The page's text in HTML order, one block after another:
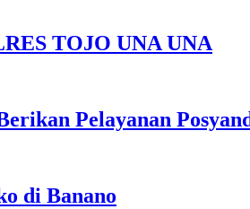
TOJO UNA UNA
Pelayanan
di Banano